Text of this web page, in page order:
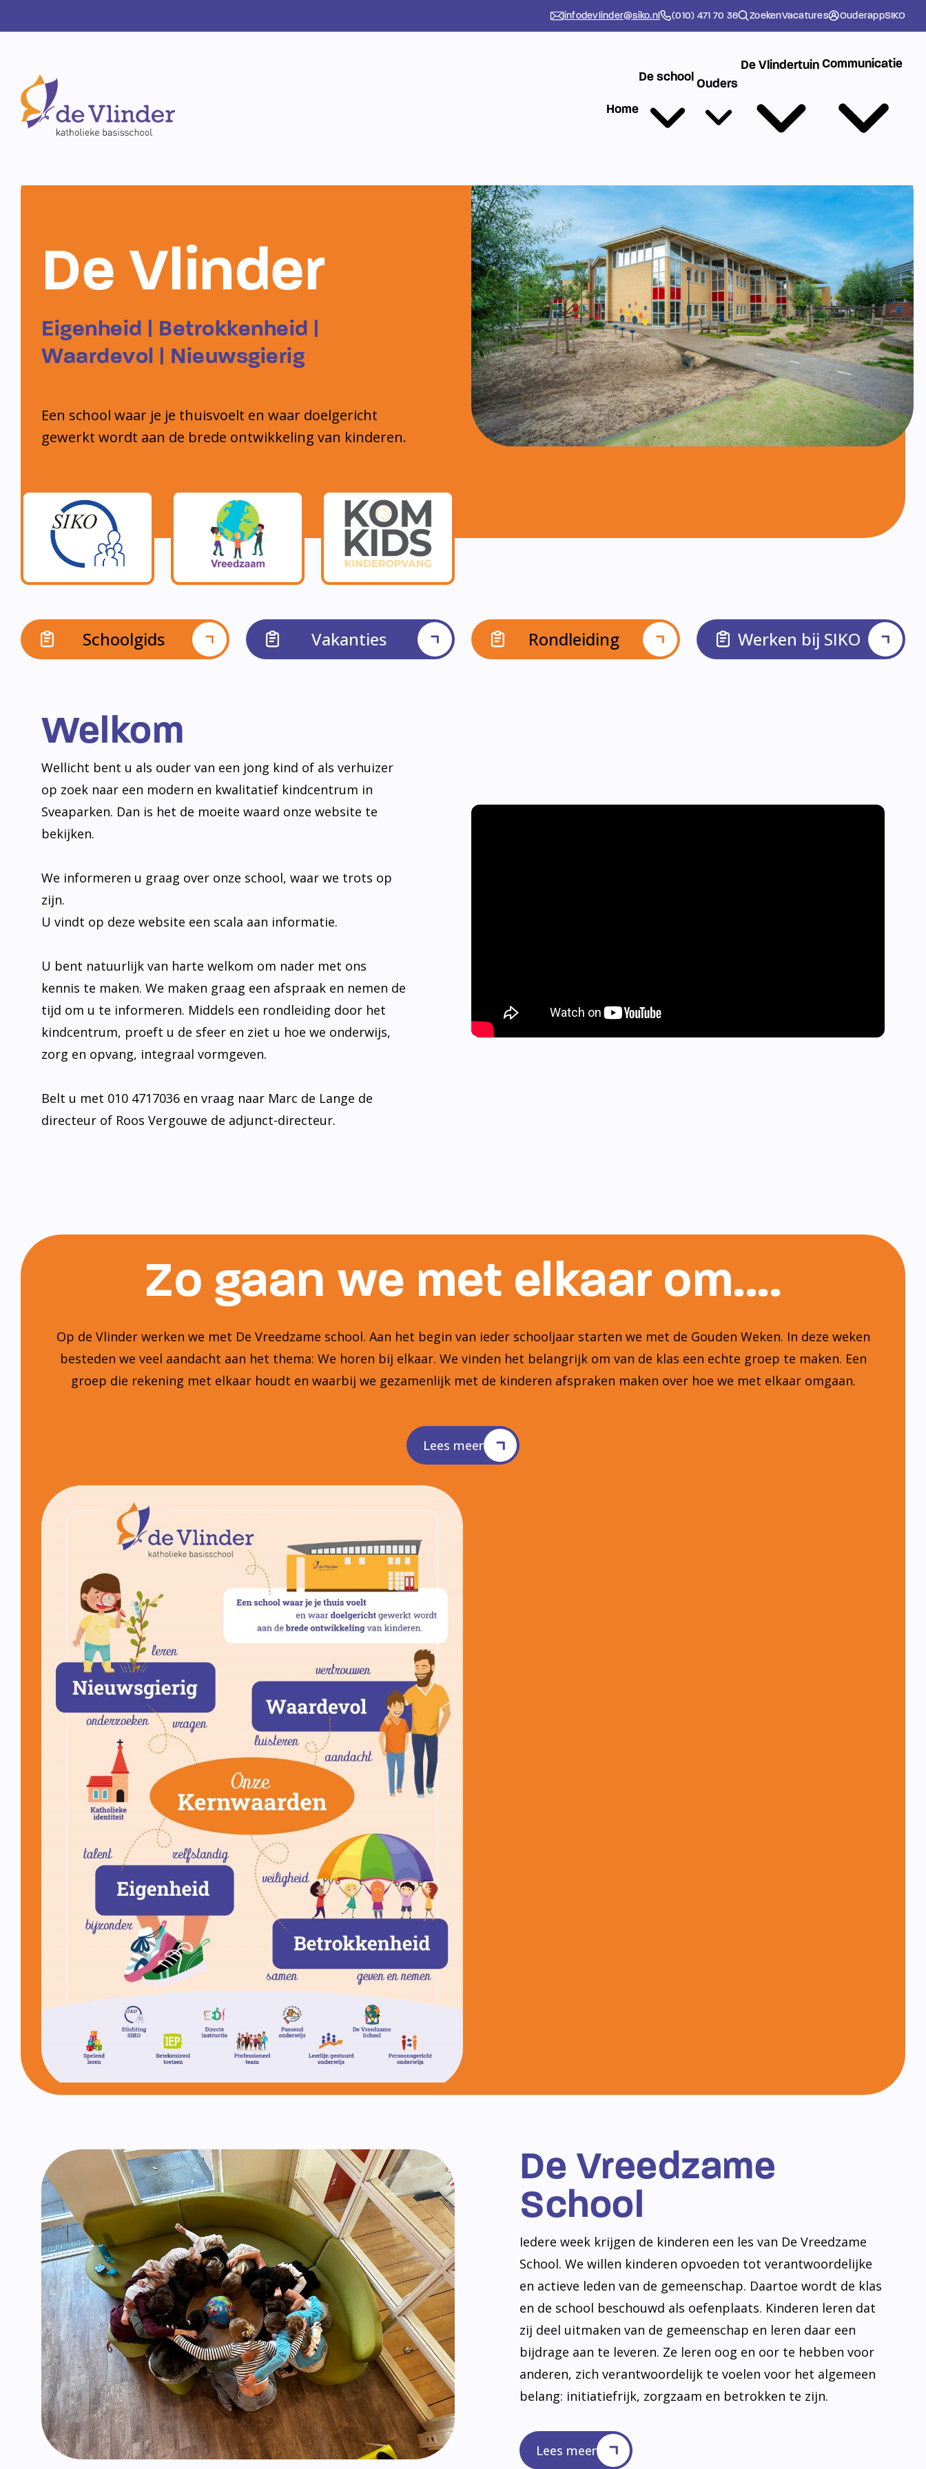
infodevlinder@siko.nl (010) 471 70 36 ZoekenVacatures OuderappSIKO
Home
De school Ouders
De Vlindertuin Communicatie
De Vlinder
Eigenheid | Betrokkenheid |
Waardevol | Nieuwsgierig
Een school waar je je thuisvoelt en waar doelgericht
gewerkt wordt aan de brede ontwikkeling van kinderen.
Schoolgids Vakanties Rondleiding Werken bij SIKO
Welkom
Wellicht bent u als ouder van een jong kind of als verhuizer
op zoek naar een modern en kwalitatief kindcentrum in
Sveaparken. Dan is het de moeite waard onze website te
bekijken.
We informeren u graag over onze school, waar we trots op
zijn.
U vindt op deze website een scala aan informatie.
U bent natuurlijk van harte welkom om nader met ons
kennis te maken. We maken graag een afspraak en nemen de
tijd om u te informeren. Middels een rondleiding door het
kindcentrum, proeft u de sfeer en ziet u hoe we onderwijs,
zorg en opvang, integraal vormgeven.
Belt u met 010 4717036 en vraag naar Marc de Lange de
directeur of Roos Vergouwe de adjunct-directeur.
Zo gaan we met elkaar om....
Op de Vlinder werken we met De Vreedzame school. Aan het begin van ieder schooljaar starten we met de Gouden Weken. In deze weken
besteden we veel aandacht aan het thema: We horen bij elkaar. We vinden het belangrijk om van de klas een echte groep te maken. Een
groep die rekening met elkaar houdt en waarbij we gezamenlijk met de kinderen afspraken maken over hoe we met elkaar omgaan.
Lees meer
De Vreedzame
School
Iedere week krijgen de kinderen een les van De Vreedzame
School. We willen kinderen opvoeden tot verantwoordelijke
en actieve leden van de gemeenschap. Daartoe wordt de klas
en de school beschouwd als oefenplaats. Kinderen leren dat
zij deel uitmaken van de gemeenschap en leren daar een
bijdrage aan te leveren. Ze leren oog en oor te hebben voor
anderen, zich verantwoordelijk te voelen voor het algemeen
belang: initiatiefrijk, zorgzaam en betrokken te zijn.
Lees meer